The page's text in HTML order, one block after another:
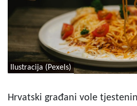
Ilustracija (Pexels)
Hrvatski građani vole